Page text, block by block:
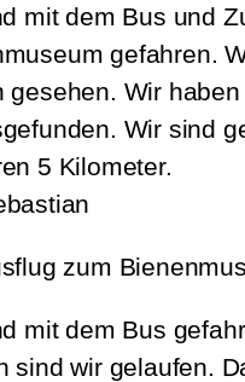
mit dem Bus und
gefahren.
gesehen. Wir
Wir sind
5 Kilometer.
zum
mit dem Bus
sind wir gelaufen.